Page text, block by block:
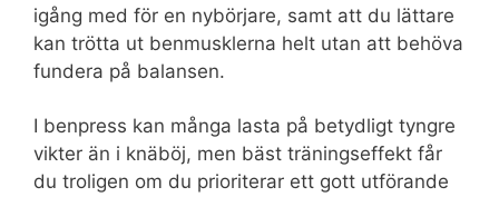
igång med för en nybörjare, samt att du lättare
kan trötta ut benmusklerna helt utan att behöva
fundera på balansen.
I benpress kan många lasta på betydligt tyngre
vikter än i knäböj, men bäst träningseffekt får
du troligen om du prioriterar ett gott utförande